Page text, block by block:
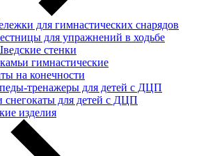
для гимнастических снарядов
для упражнений в ходьбе
стенки
гимнастические
на конечности
тренажеры для детей с ДЦП
для детей с ДЦП
изделия